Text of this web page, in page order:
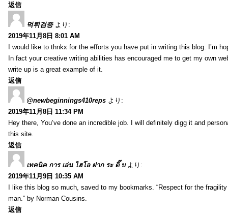
返信
먹튀검증 より:
2019年11月8日 8:01 AM
I would like to thnkx for the efforts you have put in writing this blog. I’m
In fact your creative writing abilities has encouraged me to get my own
write up is a great example of it.
返信
@newbeginnings410reps より:
2019年11月8日 11:34 PM
Hey there, You’ve done an incredible job. I will definitely digg it and
this site.
返信
เทคนิค การ เล่น ไฮโล ฝาก ระ ติ๊ บ より:
2019年11月9日 10:35 AM
I like this blog so much, saved to my bookmarks. “Respect for the
man.” by Norman Cousins.
返信